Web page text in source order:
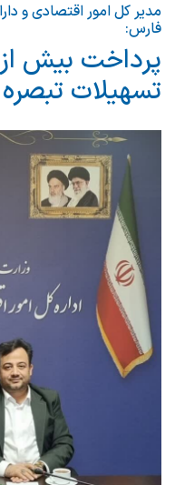
مدیر کل امور اقتصادی و
فارس:
تسهیلات تبصره ۱۸